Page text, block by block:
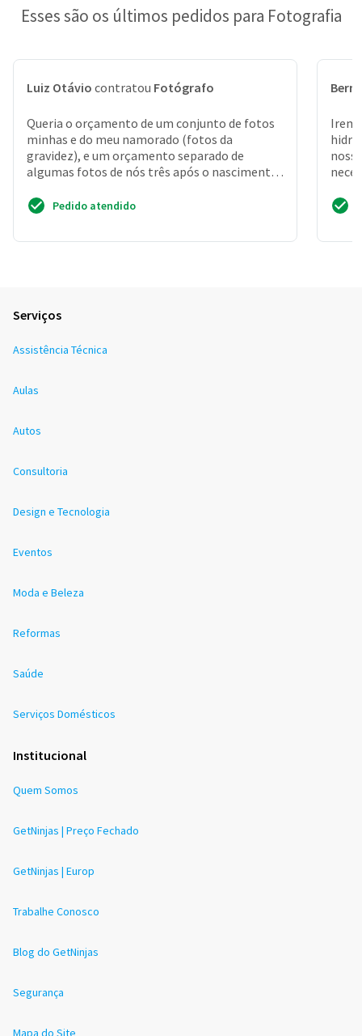
Esses são os últimos pedidos para Fotografia
Luiz Otávio contratou Fotógrafo
Queria o orçamento de um conjunto de fotos
minhas e do meu namorado (fotos da
gravidez), e um orçamento separado de
algumas fotos de nós três após o nascimento
Pedido atendido
Serviços
Assistência Técnica
Aulas
Autos
Consultoria
Design e Tecnologia
Eventos
Moda e Beleza
Reformas
Saúde
Serviços Domésticos
Institucional
Quem Somos
GetNinjas | Preço Fechado
GetNinjas | Europ
Trabalhe Conosco
Blog do GetNinjas
Segurança
Mapa do Site